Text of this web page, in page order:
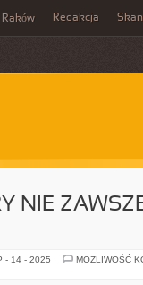
Raków Redakcja
NIE
- 14 - 2025
MOŻLIWOŚĆ